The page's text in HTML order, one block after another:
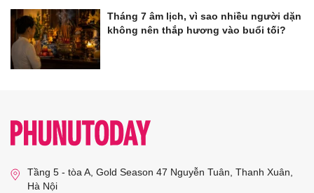
Tháng 7 âm lịch, vì sao nhiều người dặn
không nên thắp hương vào buổi tối?
Tầng 5 - tòa A, Gold Season 47 Nguyễn Tuân, Thanh Xuân,
Hà Nội